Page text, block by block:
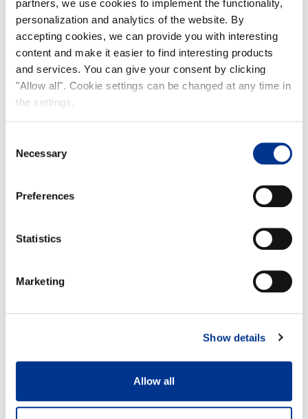
partners, we use cookies to implement the functionality,
personalization and analytics of the website. By
accepting cookies, we can provide you with interesting
content and make it easier to find interesting products
and services. You can give your consent by clicking
"Allow all". Cookie settings can be changed at any time in
the settings.
Selection
Necessary
Preferences
Statistics
Marketing
Show details
Allow all
Lue lisää …
Perulainen savukalasalaatti